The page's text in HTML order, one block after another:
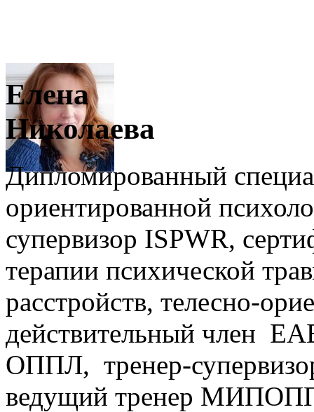
Елена
Николаева
Дипломированный
ориентированной
супервизор ISPWR,
терапии психической
расстройств, телесно-
действительный член
ОППЛ, тренер-
ведущий тренер